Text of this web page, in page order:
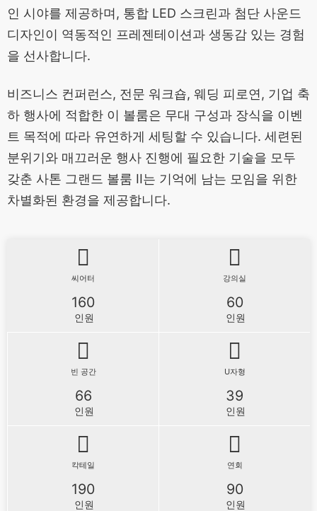
로투스 룸
인 시야를 제공하며, 통합 LED 스크린과 첨단 사운드
디자인이 역동적인 프레젠테이션과 생동감 있는 경험
을 선사합니다.
비즈니스 컨퍼런스, 전문 워크숍, 웨딩 피로연, 기업 축
하 행사에 적합한 이 볼룸은 무대 구성과 장식을 이벤
트 목적에 따라 유연하게 세팅할 수 있습니다. 세련된
분위기와 매끄러운 행사 진행에 필요한 기술을 모두
갖춘 사톤 그랜드 볼룸 II는 기억에 남는 모임을 위한
차별화된 환경을 제공합니다.
씨어터
160
인원
강의실
60
인원
빈 공간
66
인원
U자형
39
인원
칵테일
190
인원
연회
90
인원